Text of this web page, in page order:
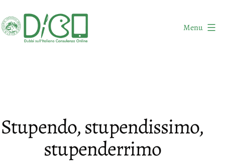
al
contenuto
Online
Menu
Stupendo, stupendissimo,
stupenderrimo